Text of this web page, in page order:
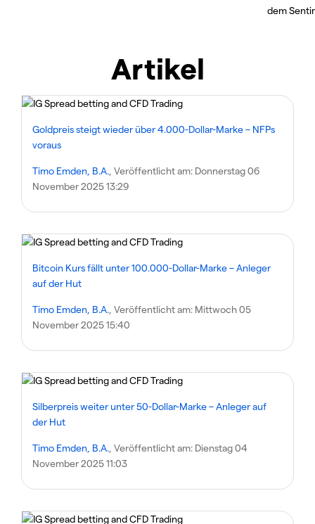
dem
Artikel
Goldpreis steigt wieder über 4.000-Dollar-Marke – NFPs
voraus
Timo Emden, B.A. , Veröffentlicht am: Donnerstag 06
November 2025 13:29
Bitcoin Kurs fällt unter 100.000-Dollar-Marke – Anleger
auf der Hut
Timo Emden, B.A. , Veröffentlicht am: Mittwoch 05
November 2025 15:40
Silberpreis weiter unter 50-Dollar-Marke – Anleger auf
der Hut
Timo Emden, B.A. , Veröffentlicht am: Dienstag 04
November 2025 11:03